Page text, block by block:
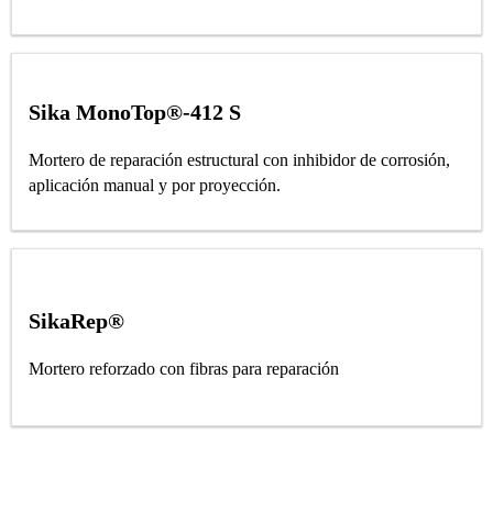
Sika MonoTop®-412 S
Mortero de reparación estructural con inhibidor de corrosión,
aplicación manual y por proyección.
SikaRep®
Mortero reforzado con fibras para reparación